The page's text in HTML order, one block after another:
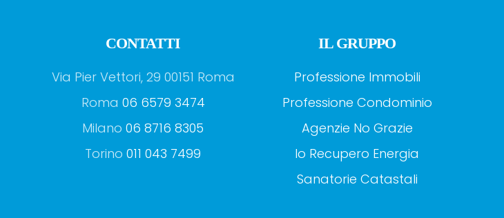
CONTATTI
Via Pier Vettori, 29 00151 Roma
Roma 06 6579 3474
Milano 06 8716 8305
Torino 011 043 7499
IL GRUPPO
Professione Immobili
Professione Condominio
Agenzie No Grazie
Io Recupero Energia
Sanatorie Catastali